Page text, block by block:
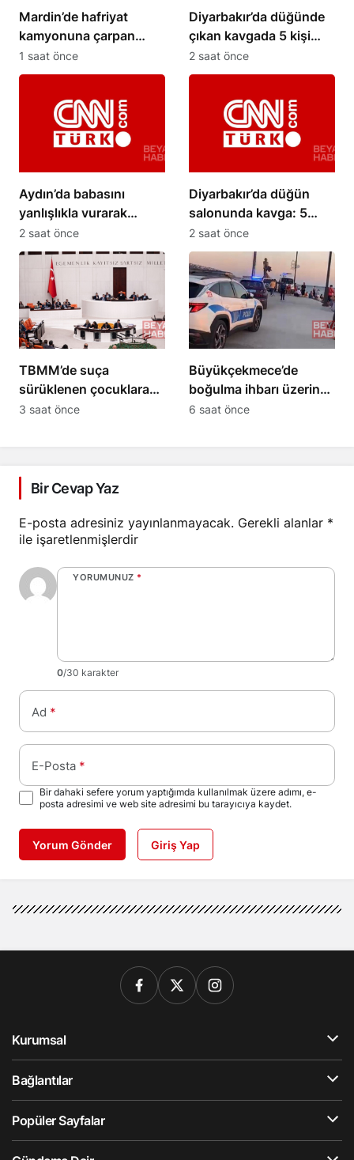
Mardin’de hafriyat
kamyonuna çarpan
otomobil hurdaya
döndü
1 saat önce
Diyarbakır’da düğünde
çıkan kavgada 5 kişi
yaralandı
2 saat önce
Aydın’da babasını
yanlışlıkla vurarak
öldüren şüpheli
tutuklandı
2 saat önce
Diyarbakır’da düğün
salonunda kavga: 5
yaralı
2 saat önce
TBMM’de suça
sürüklenen çocuklara
yönelik kanun teklifi
3 saat önce
Büyükçekmece’de
boğulma ihbarı üzerine
arama çalışması
6 saat önce
Bir Cevap Yaz
E-posta adresiniz yayınlanmayacak. Gerekli alanlar *
ile işaretlenmişlerdir
YORUMUNUZ *
0/30 karakter
Ad *
E-Posta *
Bir dahaki sefere yorum yaptığımda kullanılmak üzere adımı, e-
posta adresimi ve web site adresimi bu tarayıcıya kaydet.
Yorum Gönder Giriş Yap
Kurumsal
Bağlantılar
Popüler Sayfalar